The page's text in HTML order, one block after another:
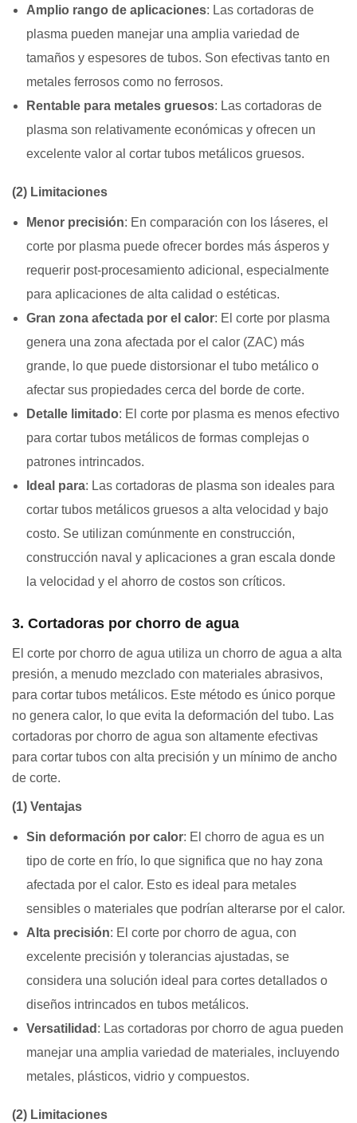
Amplio rango de aplicaciones: Las cortadoras de
plasma pueden manejar una amplia variedad de
tamaños y espesores de tubos. Son efectivas tanto en
metales ferrosos como no ferrosos.
Rentable para metales gruesos: Las cortadoras de
plasma son relativamente económicas y ofrecen un
excelente valor al cortar tubos metálicos gruesos.
(2) Limitaciones
Menor precisión: En comparación con los láseres, el
corte por plasma puede ofrecer bordes más ásperos y
requerir post-procesamiento adicional, especialmente
para aplicaciones de alta calidad o estéticas.
Gran zona afectada por el calor: El corte por plasma
genera una zona afectada por el calor (ZAC) más
grande, lo que puede distorsionar el tubo metálico o
afectar sus propiedades cerca del borde de corte.
Detalle limitado: El corte por plasma es menos efectivo
para cortar tubos metálicos de formas complejas o
patrones intrincados.
Ideal para: Las cortadoras de plasma son ideales para
cortar tubos metálicos gruesos a alta velocidad y bajo
costo. Se utilizan comúnmente en construcción,
construcción naval y aplicaciones a gran escala donde
la velocidad y el ahorro de costos son críticos.
3. Cortadoras por chorro de agua
El corte por chorro de agua utiliza un chorro de agua a alta
presión, a menudo mezclado con materiales abrasivos,
para cortar tubos metálicos. Este método es único porque
no genera calor, lo que evita la deformación del tubo. Las
cortadoras por chorro de agua son altamente efectivas
para cortar tubos con alta precisión y un mínimo de ancho
de corte.
(1) Ventajas
Sin deformación por calor: El chorro de agua es un
tipo de corte en frío, lo que significa que no hay zona
afectada por el calor. Esto es ideal para metales
sensibles o materiales que podrían alterarse por el calor.
Alta precisión: El corte por chorro de agua, con
excelente precisión y tolerancias ajustadas, se
considera una solución ideal para cortes detallados o
diseños intrincados en tubos metálicos.
Versatilidad : Las cortadoras por chorro de agua pueden
manejar una amplia variedad de materiales, incluyendo
metales, plásticos, vidrio y compuestos.
(2) Limitaciones